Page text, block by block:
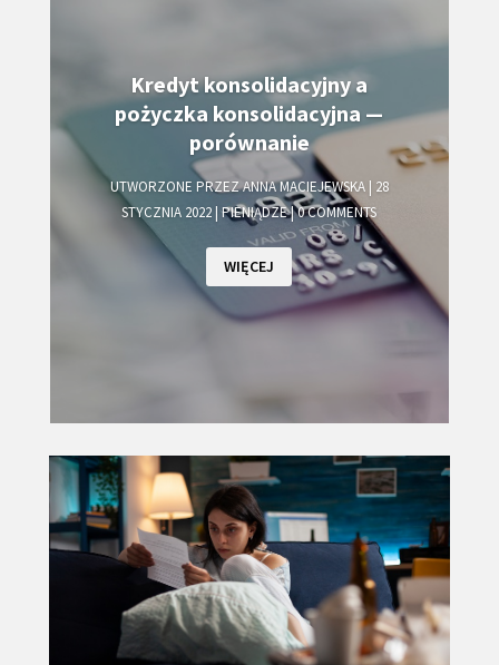
Kredyt konsolidacyjny a
pożyczka konsolidacyjna —
porównanie
UTWORZONE PRZEZANNA MACIEJEWSKA| 28
STYCZNIA 2022 |PIENIĄDZE| 0 COMMENTS
WIĘCEJ